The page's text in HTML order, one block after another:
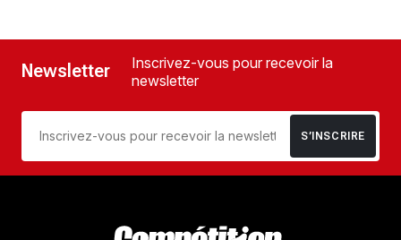
Newsletter
Inscrivez-vous pour recevoir la
newsletter
S’INSCRIRE